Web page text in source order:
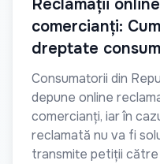
Reclamații
comercianți:
dreptate
Consumatorii din
depune online
comercianți, iar în
reclamată nu va fi
transmite petiții